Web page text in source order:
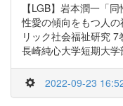
【LGB】岩本潤一「
性愛の傾向をもつ人
リック社会福祉研究
長崎純心大学短期大
2022-09-23